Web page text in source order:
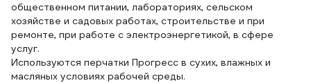
общественном питании, лабораториях, сельском
хозяйстве и садовых работах, строительстве и при
ремонте, при работе с электроэнергетикой, в сфере
услуг.
Используются перчатки Прогресс в сухих, влажных и
масляных условиях рабочей среды.